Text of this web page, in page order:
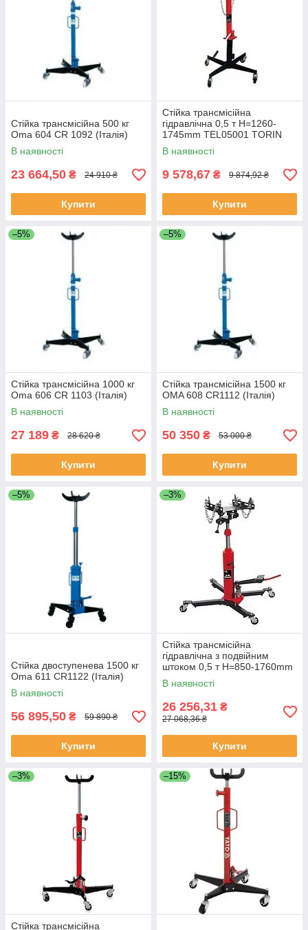
Стійка трансмісійна 500 кг
Oma 604 CR 1092 (Італія)
В наявності
23 664,50 ₴ 24 910 ₴
Купити
Стійка трансмісійна
гідравлічна 0,5 т Н=1260-
1745mm TEL05001 TORIN
В наявності
9 578,67 ₴ 9 874,92 ₴
Купити
–5%
Стійка трансмісійна 1000 кг
Oma 606 СR 1103 (Італія)
В наявності
27 189 ₴ 28 620 ₴
Купити
–5%
Стійка трансмісійна 1500 кг
OMA 608 CR1112 (Італія)
В наявності
50 350 ₴ 53 000 ₴
Купити
–5%
Стійка двоступенева 1500 кг
Oma 611 CR1122 (Італія)
В наявності
56 895,50 ₴ 59 890 ₴
Купити
–3%
Стійка трансмісійна
гідравлічна з подвійним
штоком 0,5 т Н=850-1760mm
TEL05005 TORIN
В наявності
26 256,31 ₴
27 068,36 ₴
Купити
–3%
Стійка трансмісійна
–15%